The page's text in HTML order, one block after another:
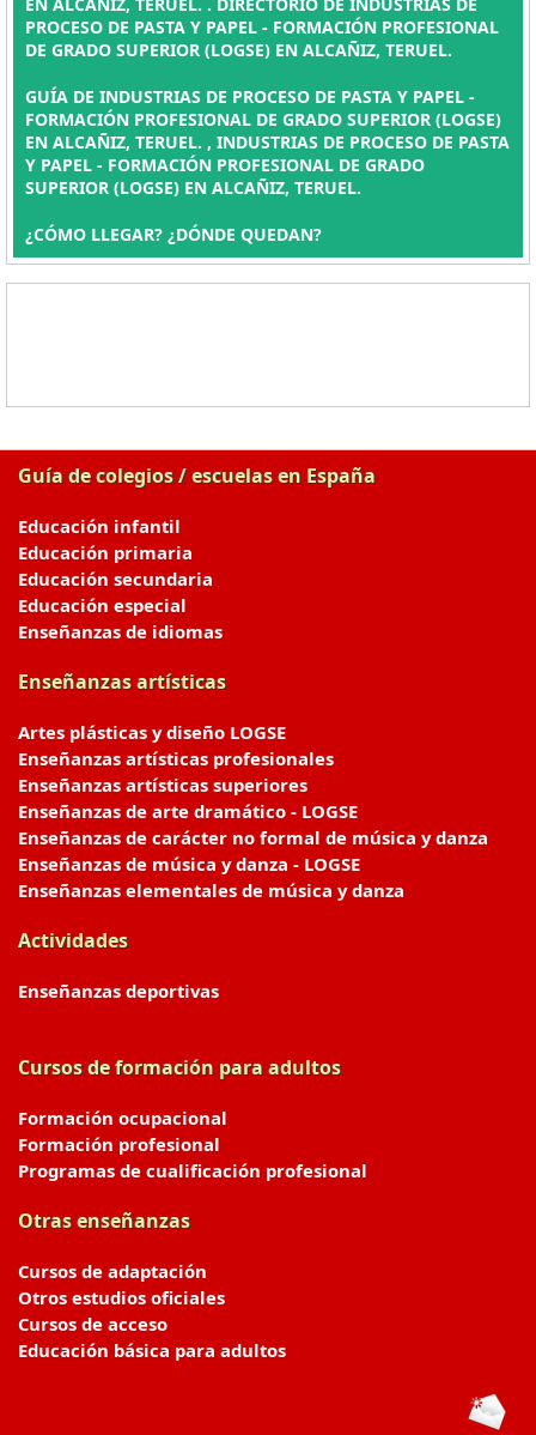
PROCESO DE PASTA Y PAPEL - FORMACIÓN PROFESIONAL
DE GRADO SUPERIOR (LOGSE) EN ALCAÑIZ, TERUEL.
GUÍA DE INDUSTRIAS DE PROCESO DE PASTA Y PAPEL -
FORMACIÓN PROFESIONAL DE GRADO SUPERIOR (LOGSE)
EN ALCAÑIZ, TERUEL. , INDUSTRIAS DE PROCESO DE PASTA
Y PAPEL - FORMACIÓN PROFESIONAL DE GRADO
SUPERIOR (LOGSE) EN ALCAÑIZ, TERUEL.
¿CÓMO LLEGAR? ¿DÓNDE QUEDAN?
Guía de colegios / escuelas en España
Educación infantil
Educación primaria
Educación secundaria
Educación especial
Enseñanzas de idiomas
Enseñanzas artísticas
Artes plásticas y diseño LOGSE
Enseñanzas artísticas profesionales
Enseñanzas artísticas superiores
Enseñanzas de arte dramático - LOGSE
Enseñanzas de carácter no formal de música y danza
Enseñanzas de música y danza - LOGSE
Enseñanzas elementales de música y danza
Actividades
Enseñanzas deportivas
Cursos de formación para adultos
Formación ocupacional
Formación profesional
Programas de cualificación profesional
Otras enseñanzas
Cursos de adaptación
Otros estudios oficiales
Cursos de acceso
Educación básica para adultos